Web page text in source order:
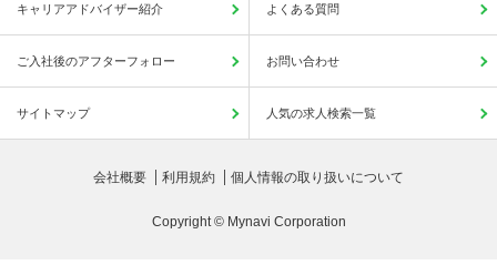
キャリアアドバイザー紹介 よくある質問
ご入社後のアフターフォロー お問い合わせ
サイトマップ 人気の求人検索一覧
会社概要 利用規約 個人情報の取り扱いについて
Copyright © Mynavi Corporation